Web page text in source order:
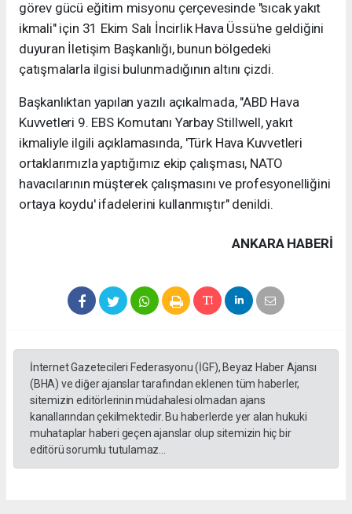
görev gücü eğitim misyonu çerçevesinde "sıcak yakıt
ikmali" için 31 Ekim Salı İncirlik Hava Üssü'ne geldiğini
duyuran İletişim Başkanlığı, bunun bölgedeki
çatışmalarla ilgisi bulunmadığının altını çizdi.
Başkanlıktan yapılan yazılı açıkalmada, "ABD Hava
Kuvvetleri 9. EBS Komutanı Yarbay Stillwell, yakıt
ikmaliyle ilgili açıklamasında, 'Türk Hava Kuvvetleri
ortaklarımızla yaptığımız ekip çalışması, NATO
havacılarının müşterek çalışmasını ve profesyonelliğini
ortaya koydu' ifadelerini kullanmıştır" denildi.
ANKARA HABERİ
İnternet Gazetecileri Federasyonu (İGF), Beyaz Haber Ajansı
(BHA) ve diğer ajanslar tarafından eklenen tüm haberler,
sitemizin editörlerinin müdahalesi olmadan ajans
kanallarından çekilmektedir. Bu haberlerde yer alan hukuki
muhataplar haberi geçen ajanslar olup sitemizin hiç bir
editörü sorumlu tutulamaz...